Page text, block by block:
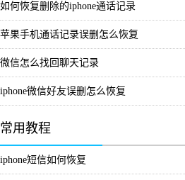
如何恢复删除的iphone通话记录
苹果手机通话记录误删怎么恢复
微信怎么找回聊天记录
iphone微信好友误删怎么恢复
常用教程
iphone短信如何恢复